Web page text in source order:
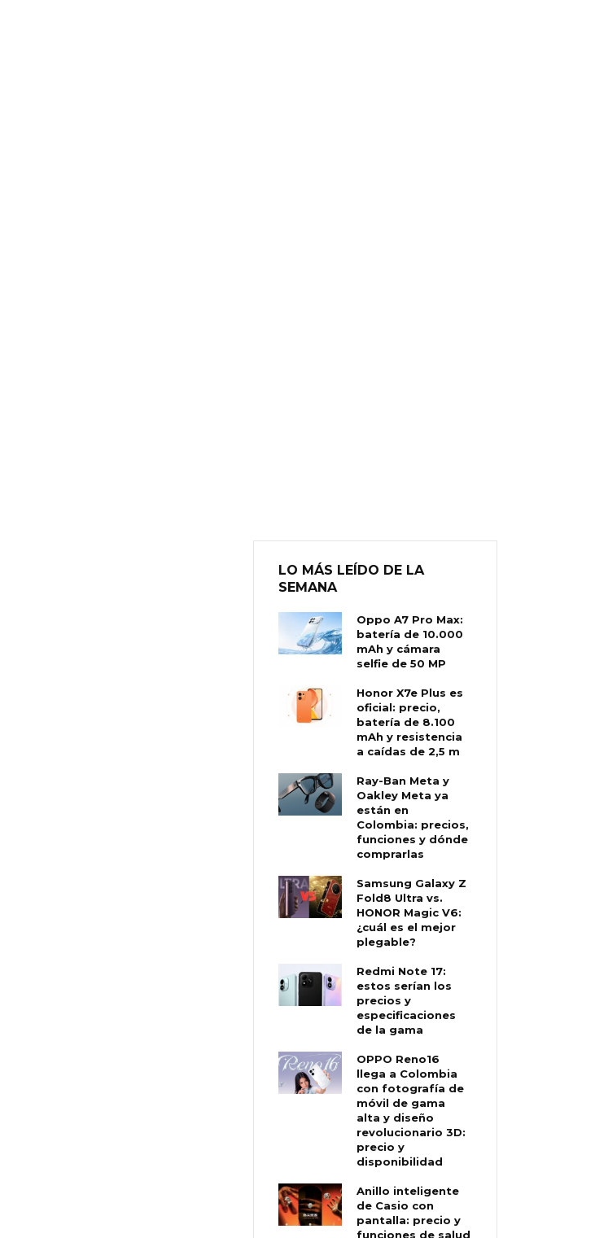
LO MÁS LEÍDO DE LA
SEMANA
Oppo A7 Pro Max:
batería de 10.000
mAh y cámara
selfie de 50 MP
Honor X7e Plus es
oficial: precio,
batería de 8.100
mAh y resistencia
a caídas de 2,5 m
Ray-Ban Meta y
Oakley Meta ya
están en
Colombia: precios,
funciones y dónde
comprarlas
Samsung Galaxy Z
Fold8 Ultra vs.
HONOR Magic V6:
¿cuál es el mejor
plegable?
Redmi Note 17:
estos serían los
precios y
especificaciones
de la gama
OPPO Reno16
llega a Colombia
con fotografía de
móvil de gama
alta y diseño
revolucionario 3D:
precio y
disponibilidad
Anillo inteligente
de Casio con
pantalla: precio y
funciones de salud